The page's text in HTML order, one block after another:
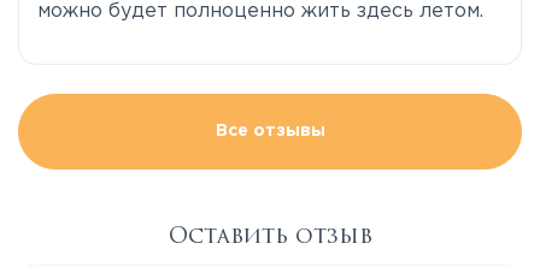
можно будет полноценно жить здесь летом.
Все отзывы
Оставить отзыв